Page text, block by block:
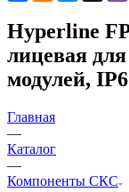
Hyperline
лицевая
модулей,
Главная
—
Каталог
—
Компоненты СКС